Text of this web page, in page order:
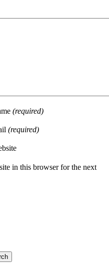
(required)
(required)
in this browser for the next